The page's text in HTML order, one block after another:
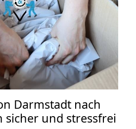
Darmstadt nach
sicher und stressfrei